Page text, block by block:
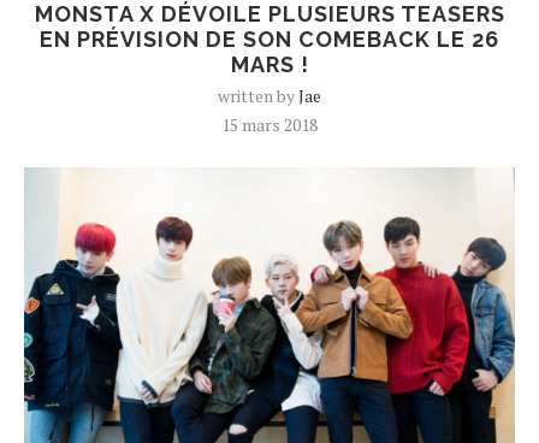
MONSTA X DÉVOILE PLUSIEURS TEASERS
EN PRÉVISION DE SON COMEBACK LE 26
MARS !
written byJae
15 mars 2018